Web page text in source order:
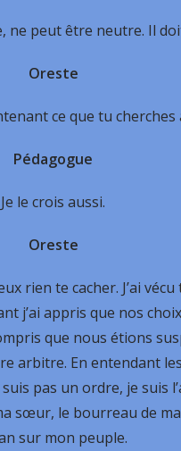
ne peut être neutre. Il
Oreste
ce que tu cherches
Pédagogue
Je le crois aussi.
Oreste
rien te cacher. J’ai
j’ai appris que nos
que nous étions
arbitre. En entendant
suis pas un ordre, je suis
sœur, le bourreau de
sur mon peuple.